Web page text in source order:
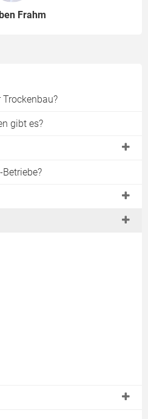
gibt es?
Frahm